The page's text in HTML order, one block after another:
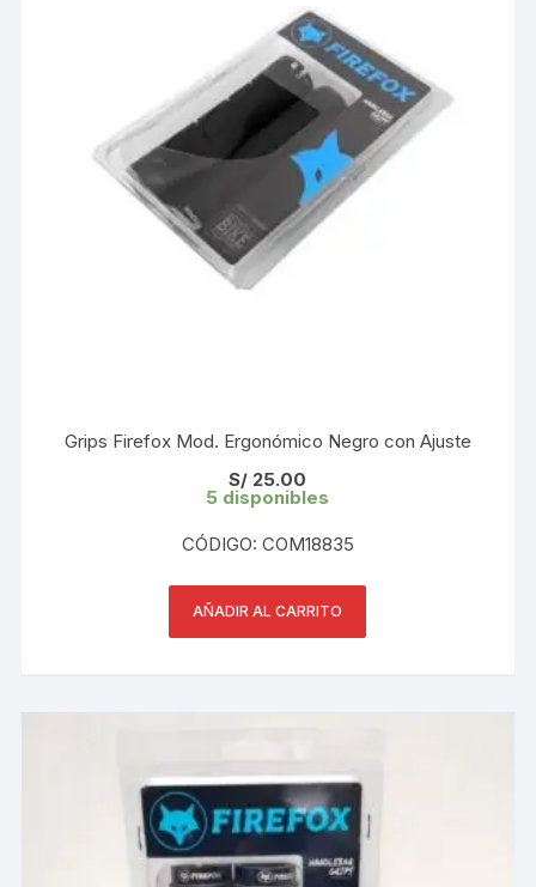
Grips Firefox Mod. Ergonómico Negro con Ajuste
S/ 25.00
5 disponibles
CÓDIGO: COM18835
AÑADIR AL CARRITO